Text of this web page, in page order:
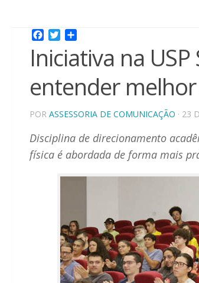
Facebook
Twitter
Iniciativa na
entender
POR ASSESSORIA DE COMUNICAÇÃO · 23
Disciplina de direcionamento
física é abordada de forma mais